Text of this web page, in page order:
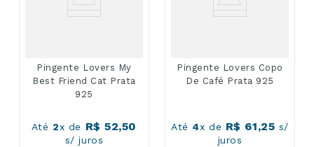
Pingente Lovers My
Best Friend Cat Prata
925
Até 2x de R$ 52,50
s/ juros
Pingente Lovers Copo
De Café Prata 925
Até 4x de R$ 61,25 s/
juros